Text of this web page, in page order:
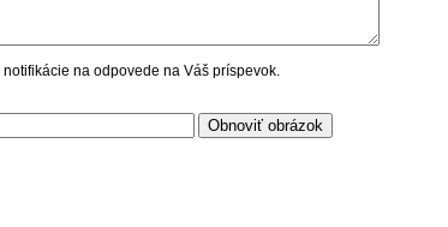
na odpovede na Váš príspevok.